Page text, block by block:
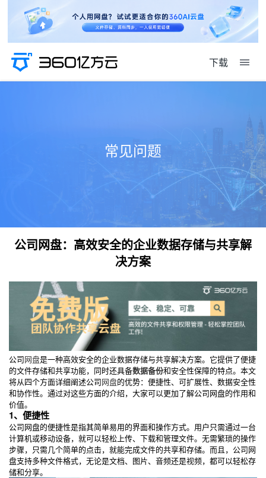
下载
常见问题
公司网盘：高效安全的企业数据存储与共享解
决方案
公司网盘是一种高效安全的企业数据存储与共享解决方案。它提供了便捷
的文件存储和共享功能，同时还具备数据备份和安全性保障的特点。本文
将从四个方面详细阐述公司网盘的优势：便捷性、可扩展性、数据安全性
和协作性。通过对这些方面的介绍，大家可以更加了解公司网盘的作用和
价值。
1、便捷性
公司网盘的便捷性是指其简单易用的界面和操作方式。用户只需通过一台
计算机或移动设备，就可以轻松上传、下载和管理文件。无需繁琐的操作
步骤，只需几个简单的点击，就能完成文件的共享和存储。而且，公司网
盘支持多种文件格式，无论是文档、图片、音频还是视频，都可以轻松存
储和分享。